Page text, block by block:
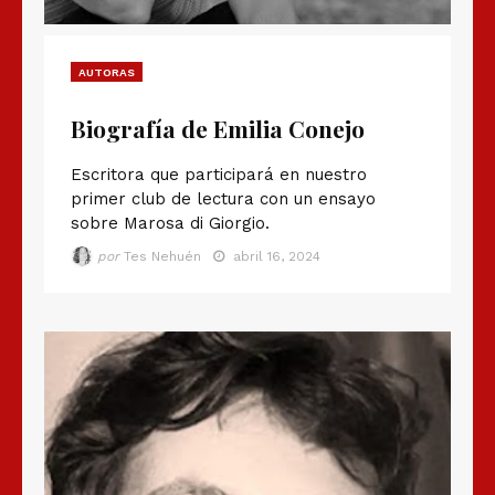
AUTORAS
Biografía de Emilia Conejo
Escritora que participará en nuestro
primer club de lectura con un ensayo
sobre Marosa di Giorgio.
por Tes Nehuén abril 16, 2024